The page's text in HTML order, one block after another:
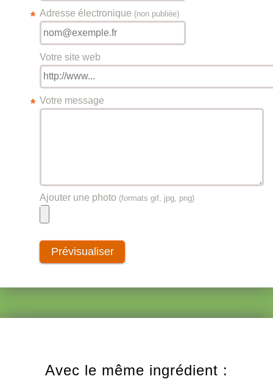
Adresse électronique (non publiée)
*
Votre site web
Votre message
*
Ajouter une photo (formats gif, jpg, png)
Avec le même ingrédient :